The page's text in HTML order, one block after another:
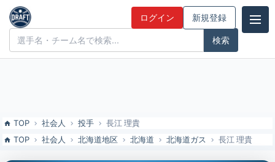
長江 理貴（北海道ガス）の特徴とドラフト評価 | ドラフト候補とみん
なの評価
ドラフト候補とみんなの評価 ログイン 新規登録
TOP 社会人 投手
長江 理貴
TOP
社会人 北海道地区 北海道 北海道ガス 長江 理貴